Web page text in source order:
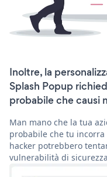
Inoltre, la
Splash Popup
probabile che causi
Man mano che la tua
probabile che tu
hacker potrebbero
vulnerabilità di